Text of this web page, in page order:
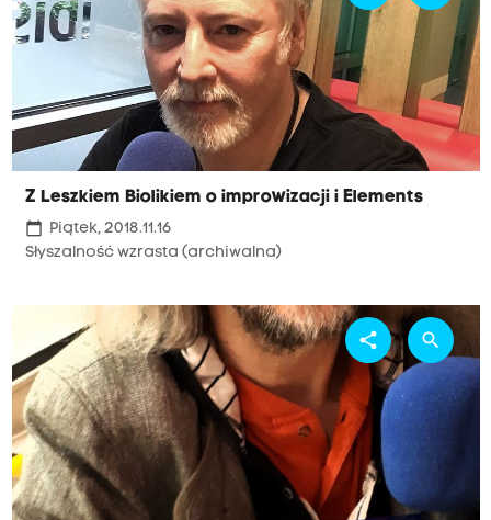
Z Leszkiem Biolikiem o improwizacji i Elements
calendar_today Piątek, 2018.11.16
Słyszalność wzrasta (archiwalna)
share search